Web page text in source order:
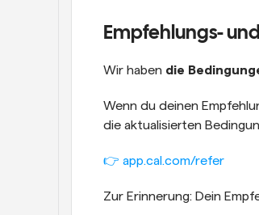
Empfehlungs-
Wir haben die
Wenn du deinen
die aktualisierten
👉 app.cal.com/refer
Zur Erinnerung: Dein